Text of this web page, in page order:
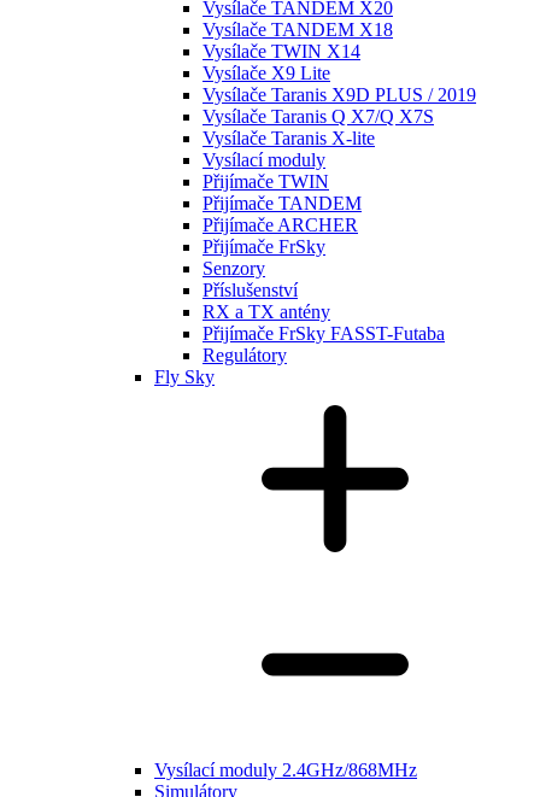
Vysílače TANDEM X20
Vysílače TANDEM X18
Vysílače TWIN X14
Vysílače X9 Lite
Vysílače Taranis X9D PLUS / 2019
Vysílače Taranis Q X7/Q X7S
Vysílače Taranis X-lite
Vysílací moduly
Přijímače TWIN
Přijímače TANDEM
Přijímače ARCHER
Přijímače FrSky
Senzory
Příslušenství
RX a TX antény
Přijímače FrSky FASST-Futaba
Regulátory
Fly Sky
Vysílací moduly 2.4GHz/868MHz
Simulátory